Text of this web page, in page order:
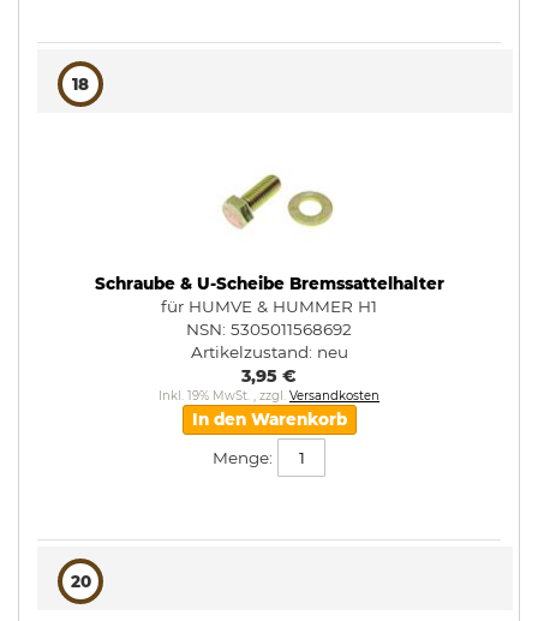
18
Schraube & U-Scheibe Bremssattelhalter
für HUMVE & HUMMER H1
NSN: 5305011568692
Artikelzustand: neu
3,95 €
Inkl. 19% MwSt. , zzgl. Versandkosten
In den Warenkorb
Menge:
20